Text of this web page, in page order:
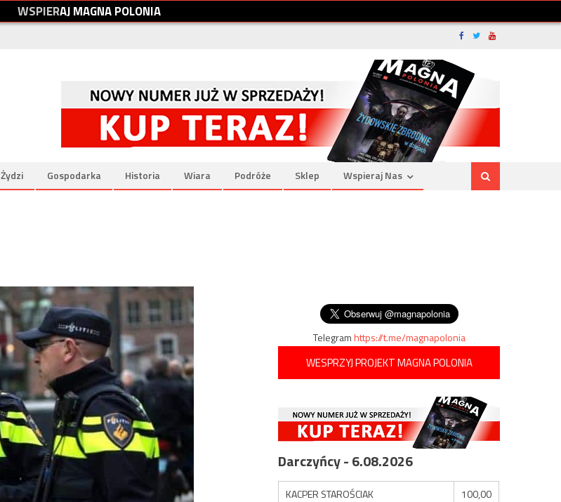
WSPIERAJMAGNAPOLONIA
Żydzi Gospodarka Historia Wiara Podróże Sklep Wspieraj Nas
Telegramhttps://t.me/magnapolonia
WESPRZYJ PROJEKT MAGNA POLONIA
Darczyńcy - 6.08.2026
KACPER STAROŚCIAK
100,00